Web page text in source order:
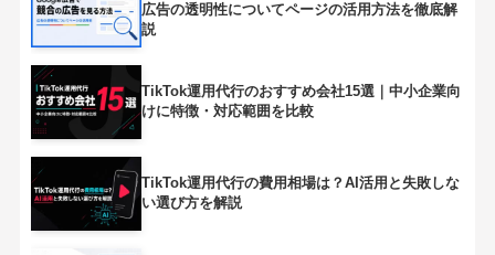
広告の透明性についてページの活用方法を徹底解
説
TikTok運用代行のおすすめ会社15選｜中小企業向
けに特徴・対応範囲を比較
TikTok運用代行の費用相場は？AI活用と失敗しな
い選び方を解説